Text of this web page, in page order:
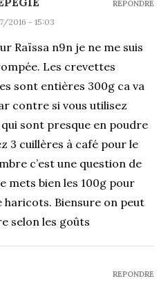
2016 - 15:03
Raïssa n9n je ne me suis
Les crevettes
sont entières 300g ca va
contre si vous utilisez
qui sont presque en poudre
3 cuillères à café pour le
c’est une question de
mets bien les 100g pour
haricots. Biensure on peut
selon les goûts
REPONDRE
REPONDRE